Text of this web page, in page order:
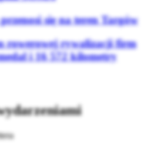
się na teren Targów
rowerowej rywalizacji firm
i 16 572 kilometry